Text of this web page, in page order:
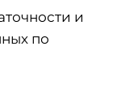
и
по